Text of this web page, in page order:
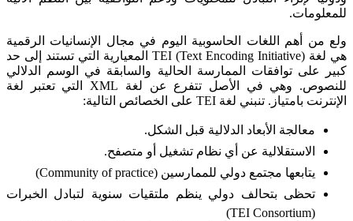
للمعلومات.
ولع من أهم اللغات الحاسوبية اليوم في مجال الإنسانيات الرقمية
هي لغة (Text Encoding Initiative) TEI المعيارية التي تستند إلى حد
كبير على توافقات الممارسة الحالية والسابقة في الوسم الدلالي
للنصوص. وهي في الأصل تتفرع عن لغة XML التي تعتبر لغة
الإنترنت بامتياز. تنبني لغة TEI على الخصائص التالية:
معالجة الأبعاد الدلالية قبل الشكل.
الاستقلالية عن أي نظام تشغيل أو متصفح.
يتابعها مجتمع دولي للممارسين (Community of practice)
تحظى بتحالف دولي ينظم ملتقيات سنوية لتبادل الخبرات
(TEI Consortium)